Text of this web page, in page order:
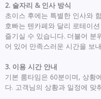
2. 술자리 & 인사 방식
초이스 후에는 특별한 인사와
호빠는 텐카페와 달리 로테이
즐기실 수 있습니다. 더불어 분
어 있어 만족스러운 시간을 보
3. 이용 시간 안내
기본 룸타임은 60분이며, 상황
다. 고객님의 상황과 일정에 맞